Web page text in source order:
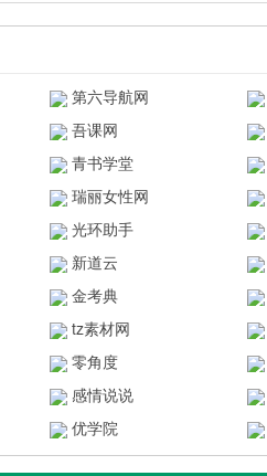
第六导航网
吾课网
青书学堂
瑞丽女性网
光环助手
新道云
金考典
tz素材网
零角度
感情说说
优学院